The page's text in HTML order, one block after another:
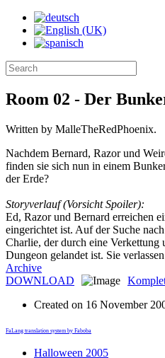
Room 02 - Der
Written by MalleTheRedPhoenix.
Nachdem Bernard, Razor und
finden sie sich nun in einem
der Erde?
Storyverlauf (Vorsicht Spoiler):
Ed, Razor und Bernard erreichen
eingerichtet ist. Auf der Suche
Charlie, der durch eine
Dungeon gelandet ist. Sie
Archive
DOWNLOAD
Created on 16 November
FaLang translation system by Faboba
Halloween 2005